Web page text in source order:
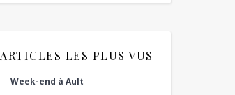
ARTICLES LES PLUS VUS
Week-end à Ault